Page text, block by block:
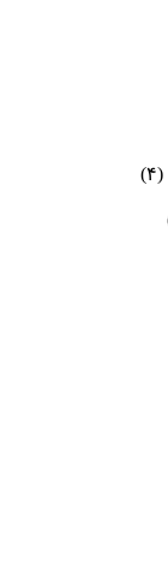
(۴)